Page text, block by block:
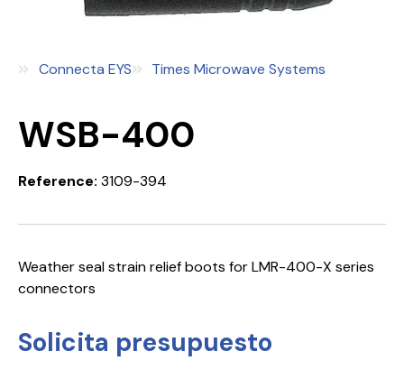
Connecta EYS Times Microwave Systems
WSB-400
Reference: 3109-394
Weather seal strain relief boots for LMR-400-X series
connectors
Solicita presupuesto